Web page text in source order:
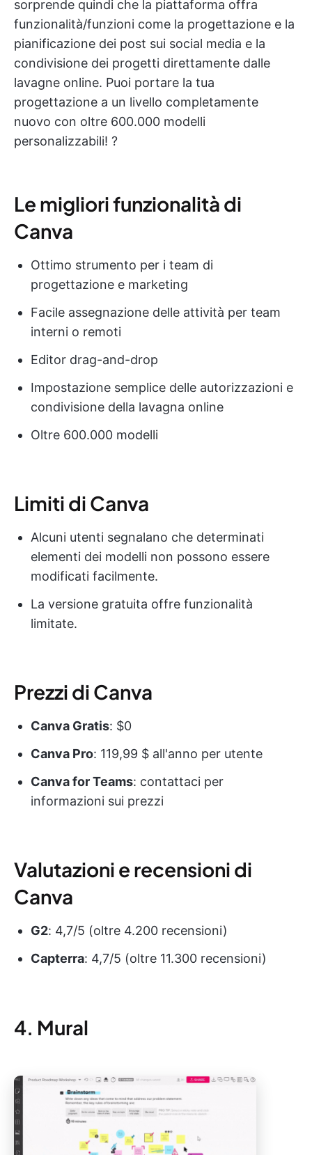
sorprende quindi che la piattaforma offra
funzionalità/funzioni come la progettazione e la
pianificazione dei post sui social media e la
condivisione dei progetti direttamente dalle
lavagne online. Puoi portare la tua
progettazione a un livello completamente
nuovo con oltre 600.000 modelli
personalizzabili! ?
Le migliori funzionalità di
Canva
Ottimo strumento per i team di
progettazione e marketing
Facile assegnazione delle attività per team
interni o remoti
Editor drag-and-drop
Impostazione semplice delle autorizzazioni e
condivisione della lavagna online
Oltre 600.000 modelli
Limiti di Canva
Alcuni utenti segnalano che determinati
elementi dei modelli non possono essere
modificati facilmente.
La versione gratuita offre funzionalità
limitate.
Prezzi di Canva
Canva Gratis: $0
Canva Pro: 119,99 $ all'anno per utente
Canva for Teams: contattaci per
informazioni sui prezzi
Valutazioni e recensioni di
Canva
G2: 4,7/5 (oltre 4.200 recensioni)
Capterra: 4,7/5 (oltre 11.300 recensioni)
4. Mural